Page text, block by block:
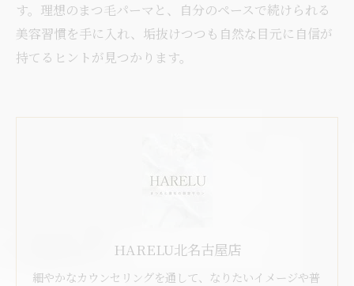
す。理想のまつ毛パーマと、自分のペースで続けられる
美容習慣を手に入れ、垢抜けつつも自然な目元に自信が
持てるヒントが見つかります。
HARELU北名古屋店
細やかなカウンセリングを通して、なりたいイメージや普